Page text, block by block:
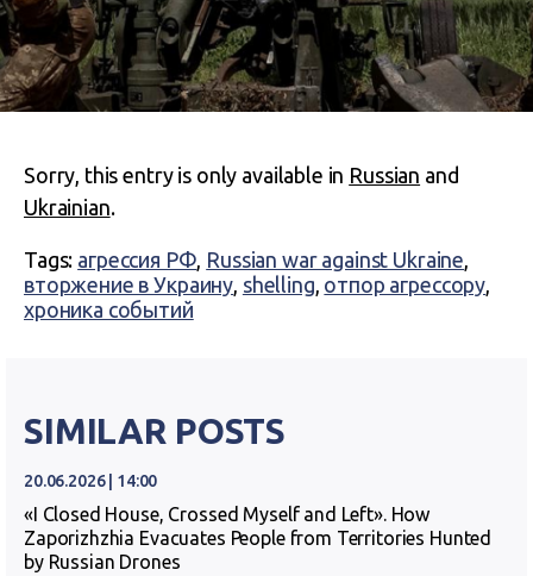
Sorry, this entry is only available in Russian and
Ukrainian.
Tags: агрессия РФ, Russian war against Ukraine,
вторжение в Украину, shelling, отпор агрессору,
хроника событий
SIMILAR POSTS
20.06.2026 | 14:00
«I Closed House, Crossed Myself and Left». How
Zaporizhzhia Evacuates People from Territories Hunted
by Russian Drones